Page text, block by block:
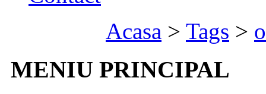
Acasa > Tags >
MENIU PRINCIPAL